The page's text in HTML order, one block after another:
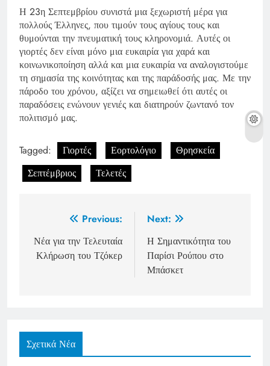
Η 23η Σεπτεμβρίου συνιστά μια ξεχωριστή μέρα για
πολλούς Έλληνες, που τιμούν τους αγίους τους και
θυμούνται την πνευματική τους κληρονομιά. Αυτές οι
γιορτές δεν είναι μόνο μια ευκαιρία για χαρά και
κοινωνικοποίηση αλλά και μια ευκαιρία να αναλογιστούμε
τη σημασία της κοινότητας και της παράδοσής μας. Με την
πάροδο του χρόνου, αξίζει να σημειωθεί ότι αυτές οι
παραδόσεις ενώνουν γενιές και διατηρούν ζωντανό τον
πολιτισμό μας.
Tagged: Γιορτές Εορτολόγιο
Θρησκεία
Σεπτέμβριος
Τελετές
navigation
Previous:
Νέα για την Τελευταία
Κλήρωση του Τζόκερ
Next:
Η Σημαντικότητα του
Παρίσι Ρούπου στο
Μπάσκετ
Σχετικά Νέα